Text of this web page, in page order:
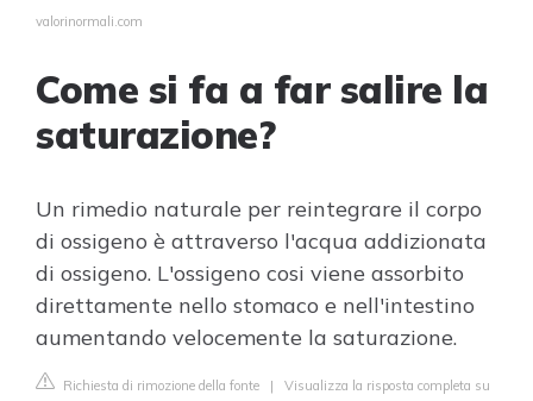
valorinormali.com
Come si fa a far salire la
saturazione?
Un rimedio naturale per reintegrare il corpo
di ossigeno è attraverso l'acqua addizionata
di ossigeno. L'ossigeno cosi viene assorbito
direttamente nello stomaco e nell'intestino
aumentando velocemente la saturazione.
Richiesta di rimozione della fonte | Visualizza la risposta completa su